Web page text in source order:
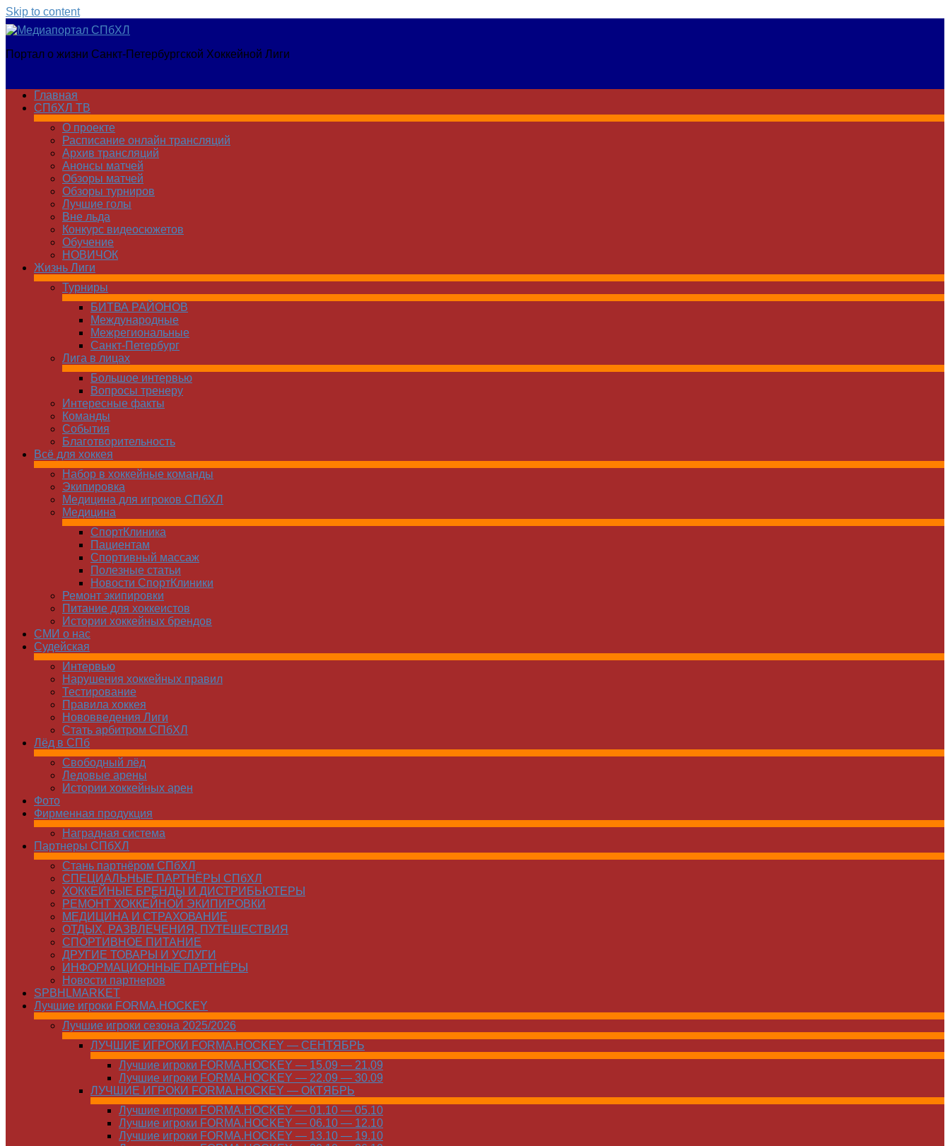
Skip to content
Медиапортал
Портал о жизни Санкт-Петербургской Хоккейной Лиги
Главная
СПбХЛ ТВ
О проекте
Расписание онлайн трансляций
Архив трансляций
Анонсы матчей
Обзоры матчей
Обзоры турниров
Лучшие голы
Вне льда
Конкурс видеосюжетов
Обучение
НОВИЧОК
Жизнь Лиги
Турниры
БИТВА РАЙОНОВ
Международные
Межрегиональные
Санкт-Петербург
Лига в лицах
Большое интервью
Вопросы тренеру
Интересные факты
Команды
Cобытия
Благотворительность
Всё для хоккея
Набор в хоккейные команды
Экипировка
Медицина для игроков СПбХЛ
Медицина
СпортКлиника
Пациентам
Спортивный массаж
Полезные статьи
Новости СпортКлиники
Ремонт экипировки
Питание для хоккеистов
Истории хоккейных брендов
СМИ о нас
Судейская
Интервью
Нарушения хоккейных правил
Тестирование
Правила хоккея
Нововведения Лиги
Стать арбитром СПбХЛ
Лёд в СПб
Свободный лёд
Ледовые арены
Истории хоккейных арен
Фото
Фирменная продукция
Наградная система
Партнеры СПбХЛ
Стань партнёром СПбХЛ
СПЕЦИАЛЬНЫЕ ПАРТНЁРЫ СПбХЛ
ХОККЕЙНЫЕ БРЕНДЫ И ДИСТРИБЬЮТЕРЫ
РЕМОНТ ХОККЕЙНОЙ ЭКИПИРОВКИ
МЕДИЦИНА И СТРАХОВАНИЕ
ОТДЫХ, РАЗВЛЕЧЕНИЯ, ПУТЕШЕСТВИЯ
СПОРТИВНОЕ ПИТАНИЕ
ДРУГИЕ ТОВАРЫ И УСЛУГИ
ИНФОРМАЦИОННЫЕ ПАРТНЁРЫ
Новости партнеров
SPBHLMARKET
Лучшие игроки FORMA.HOCKEY
Лучшие игроки сезона 2025/2026
ЛУЧШИЕ ИГРОКИ FORMA.HOCKEY — СЕНТЯБРЬ
Лучшие игроки FORMA.HOCKEY — 15.09 — 21.09
Лучшие игроки FORMA.HOCKEY — 22.09 — 30.09
ЛУЧШИЕ ИГРОКИ FORMA.HOCKEY — ОКТЯБРЬ
Лучшие игроки FORMA.HOCKEY — 01.10 — 05.10
Лучшие игроки FORMA.HOCKEY — 06.10 — 12.10
Лучшие игроки FORMA.HOCKEY — 13.10 — 19.10